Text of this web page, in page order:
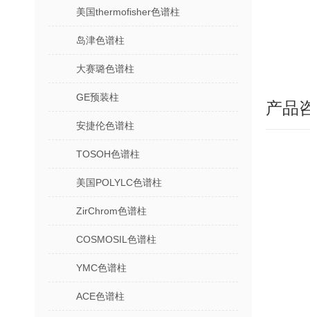
美国thermofisher色谱柱
岛津色谱柱
大赛璐色谱柱
GE预装柱
安捷伦色谱柱
TOSOH色谱柱
美国POLYLC色谱柱
ZirChrom色谱柱
COSMOSIL色谱柱
YMC色谱柱
ACE色谱柱
产品